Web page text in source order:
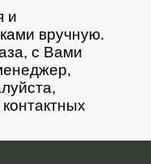
и
вручную.
с Вами